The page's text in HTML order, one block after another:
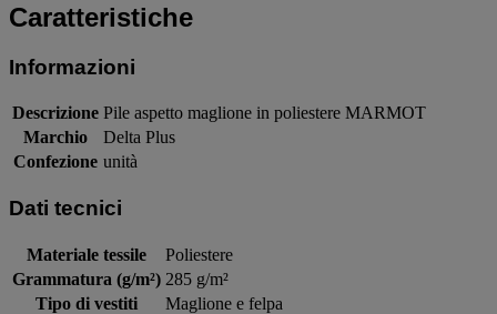
Caratteristiche
Informazioni
Descrizione Pile aspetto maglione in poliestere MARMOT
Marchio
Delta Plus
Confezione unità
Dati tecnici
Materiale tessile
Poliestere
Grammatura (g/m²) 285 g/m²
Tipo di vestiti
Maglione e felpa